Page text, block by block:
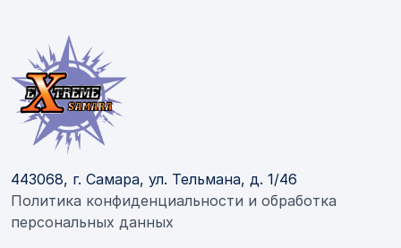
443068, г. Самара, ул. Тельмана, д. 1/46
Политика конфиденциальности и обработка
персональных данных